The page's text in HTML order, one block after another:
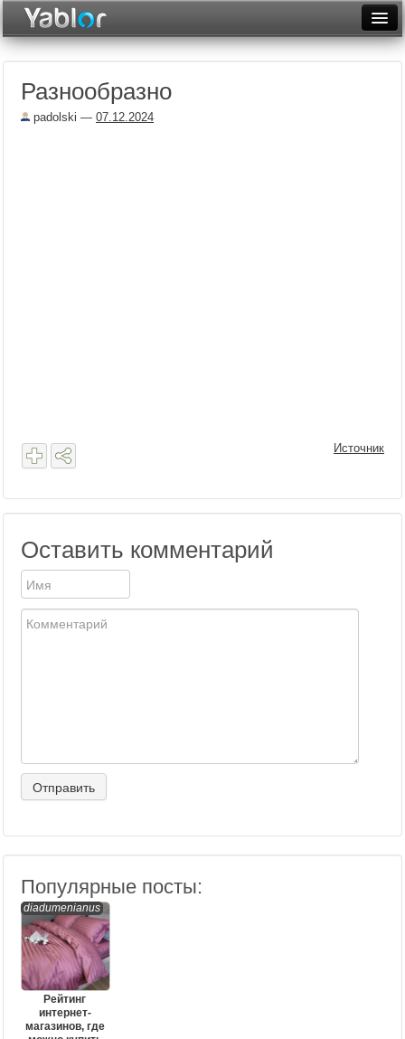
Разнообразно
padolski — 07.12.2024
Источник
Оставить комментарий
Популярные посты:
diadumenianus
Рейтинг
интернет-
магазинов, где